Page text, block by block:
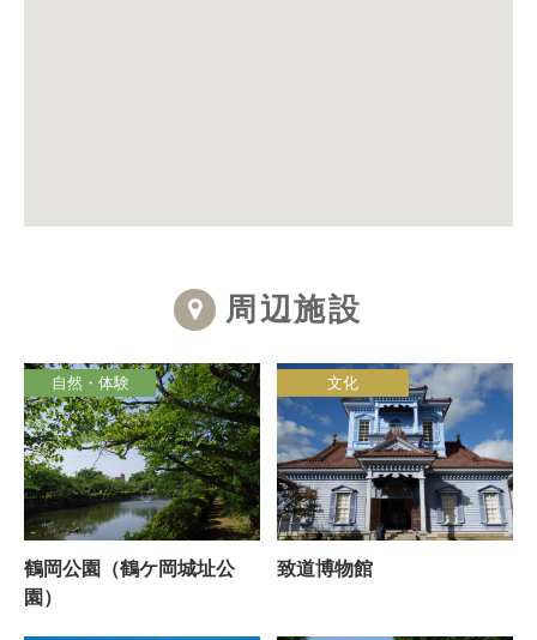
周辺施設
自然・体験
鶴岡公園（鶴ケ岡城址公
園）
文化
致道博物館